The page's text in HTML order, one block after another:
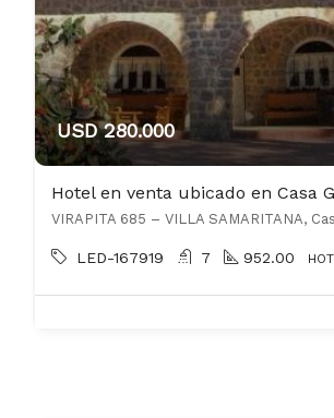
USD 280.000
Hotel en venta ubicado en Casa
LED-167919 7 952.00